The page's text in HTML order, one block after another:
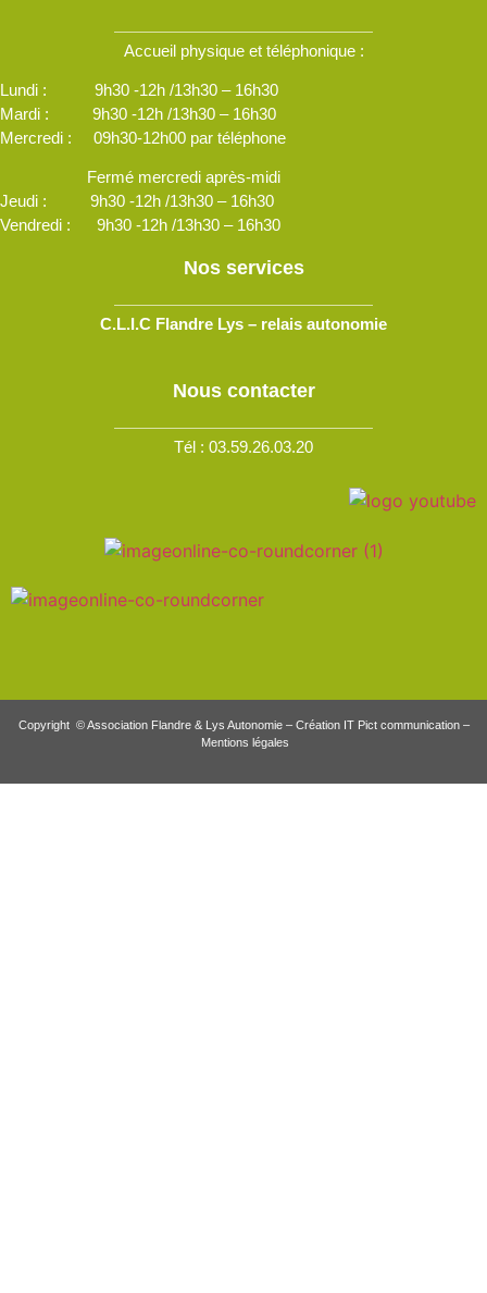
Accueil physique et téléphonique :
Lundi : 9h30 -12h /13h30 – 16h30
Mardi : 9h30 -12h /13h30 – 16h30
Mercredi : 09h30-12h00 par téléphone
Fermé mercredi après-midi
Jeudi : 9h30 -12h /13h30 – 16h30
Vendredi : 9h30 -12h /13h30 – 16h30
Nos services
C.L.I.C Flandre Lys – relais autonomie
Nous contacter
Tél : 03.59.26.03.20
Copyright © Association Flandre & Lys Autonomie – Création IT Pict communication–
Mentions légales